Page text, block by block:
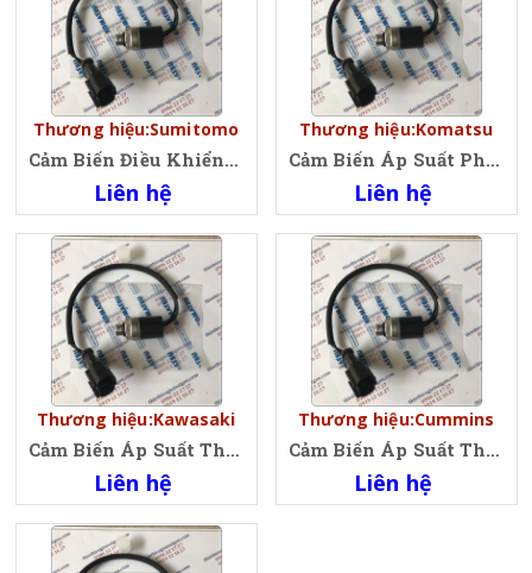
Thương hiệu:Sumitomo
Cảm Biến Điều Khiển Thắng, Phanh Xe Xúc Lật Kopmatsu,Brake Control Komatsu 421-43-22912, 4214322912
Liên hệ
Thương hiệu:Komatsu
Cảm Biến Áp Suất Phanh, Thắng Xe-Xúc-Lật-Komatsu-Brake-Oil-Piping-Wheel-Loader-Komatsu-421-43-22922,-4214322922
Liên hệ
Thương hiệu:Kawasaki
Cảm Biến Áp Suất Thấp Xe Xúc Lật Komatsu, Oil low pressure sensor Wheel Loader Komatsu
Liên hệ
Thương hiệu:Cummins
Cảm Biến Áp Suất Thấp Xe Xúc Lật Komatsu, Oil low pressure sensor Wheel Loader Komatsu
Liên hệ